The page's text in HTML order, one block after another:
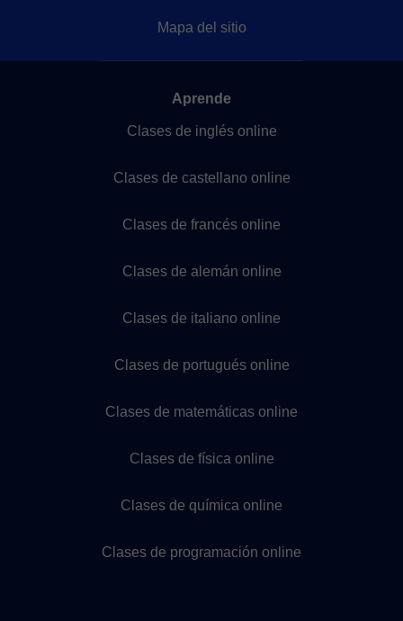
Mapa del sitio
Aprende
Clases de inglés online
Clases de castellano online
Clases de francés online
Clases de alemán online
Clases de italiano online
Clases de portugués online
Clases de matemáticas online
Clases de física online
Clases de química online
Clases de programación online